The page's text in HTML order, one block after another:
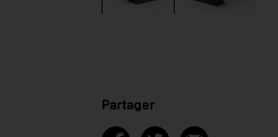
Partager